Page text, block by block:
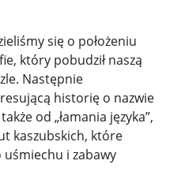
się o położeniu
który pobudził naszą
Następnie
historię o nazwie
od „łamania języka”,
kaszubskich, które
i zabawy